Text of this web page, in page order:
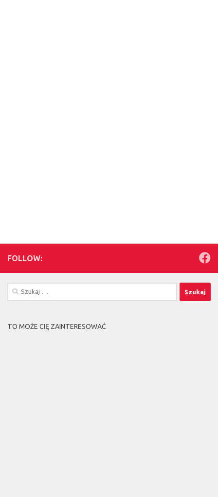
FOLLOW:
Szukaj:
TO MOŻE CIĘ ZAINTERESOWAĆ